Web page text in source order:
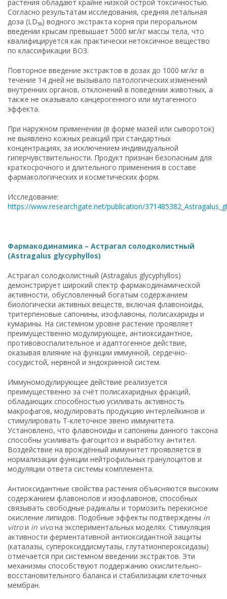
растения обладают крайне низкой острой токсичностью.
Согласно результатам исследования, средняя летальная
доза (LD₅₀) водного экстракта корня при пероральном
введении крысам превышает 5000 мг/кг массы тела, что
квалифицируется как практически нетоксичное вещество
по классификации ВОЗ.
Повторное введение экстрактов в дозах до 1000 мг/кг в
течение 14 дней не вызывало патологических изменений
внутренних органов, отклонений в поведении животных, а
также не оказывало канцерогенного или мутагенного
эффекта.
При наружном применении (в форме мазей или сывороток)
не выявлено кожных реакций при стандартных
концентрациях, за исключением индивидуальной
гиперчувствительности. Продукт признан безопасным для
краткосрочного и длительного применения в составе
фармакологических и косметических форм.
Исследование:
https://www.researchgate.net/publication/
Фармакодинамика – Астрагал солодколистный
(Astragalus glycyphyllos)
Астрагал солодколистный (Astragalus glycyphyllos)
демонстрирует широкий спектр фармакодинамической
активности, обусловленный богатым содержанием
биологически активных веществ, включая флавоноиды,
тритерпеновые сапонины, изофлавоны, полисахариды и
кумарины. На системном уровне растение проявляет
преимущественно модулирующее, антиоксидантное,
противовоспалительное и адаптогенное действие,
оказывая влияние на функции иммунной, сердечно-
сосудистой, нервной и эндокринной систем.
Иммуномодулирующее действие реализуется
преимущественно за счёт полисахаридных фракций,
обладающих способностью усиливать активность
макрофагов, модулировать продукцию интерлейкинов и
стимулировать Т-клеточное звено иммунитета.
Установлено, что флавоноиды и сапонины данного таксона
способны усиливать фагоцитоз и выработку антител.
Воздействие на врождённый иммунитет проявляется в
нормализации функции нейтрофильных гранулоцитов и
модуляции ответа системы комплемента.
Антиоксидантные свойства растения объясняются высоким
содержанием флавонолов и изофлавонов, способных
связывать свободные радикалы и тормозить перекисное
окисление липидов. Подобные эффекты подтверждены in
vitroи in vivoна экспериментальных моделях. Стимуляция
активности ферментативной антиоксидантной защиты
(каталазы, супероксиддисмутазы, глутатионпероксидазы)
отмечается при системном введении экстрактов. Эти
механизмы способствуют поддержанию окислительно-
восстановительного баланса и стабилизации клеточных
мембран.